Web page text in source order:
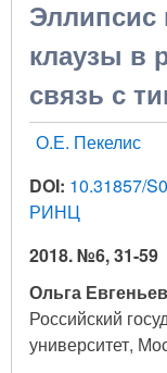
Эллипсис
клаузы в
связь с
О.Е. Пекелис
DOI: 10.31857/
РИНЦ
2018. №6, 31-59
Ольга
Российский
университет,